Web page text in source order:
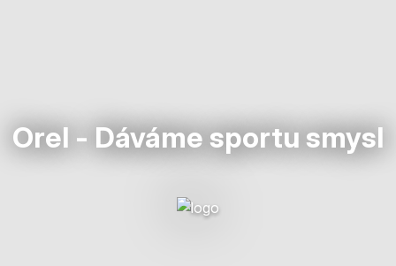
Orel - Dáváme sportu smysl